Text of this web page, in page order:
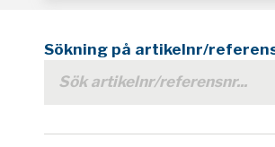
Sökning på artikelnr/